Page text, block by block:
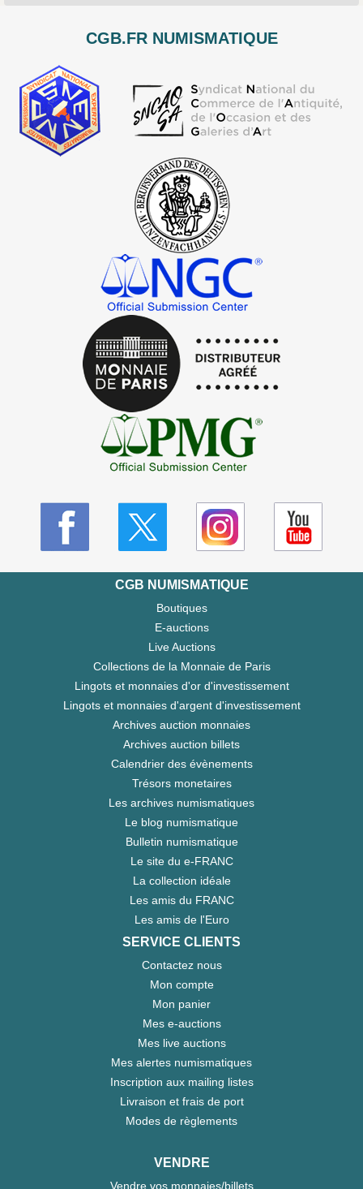
CGB.FR NUMISMATIQUE
CGB NUMISMATIQUE
Boutiques
E-auctions
Live Auctions
Collections de la Monnaie de Paris
Lingots et monnaies d'or d'investissement
Lingots et monnaies d'argent d'investissement
Archives auction monnaies
Archives auction billets
Calendrier des évènements
Trésors monetaires
Les archives numismatiques
Le blog numismatique
Bulletin numismatique
Le site du e-FRANC
La collection idéale
Les amis du FRANC
Les amis de l'Euro
SERVICE CLIENTS
Contactez nous
Mon compte
Mon panier
Mes e-auctions
Mes live auctions
Mes alertes numismatiques
Inscription aux mailing listes
Livraison et frais de port
Modes de règlements
VENDRE
Vendre vos monnaies/billets